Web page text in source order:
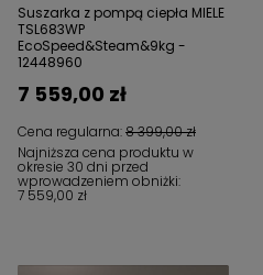
Suszarka z pompą ciepła MIELE
TSL683WP
EcoSpeed&Steam&9kg -
12448960
Cena regularna:8 399,00 zł
7 559,00 zł
Najniższa cena produktu w
okresie 30 dni przed
wprowadzeniem obniżki:
7 559,00 zł